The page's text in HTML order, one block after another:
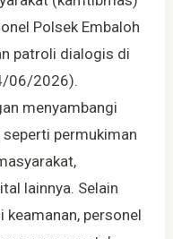
Polsek Embaloh
patroli dialogis di
06/2026).
menyambangi
permukiman
lainnya. Selain
keamanan, personel